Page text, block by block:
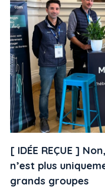
[ IDÉE REÇUE ]
n’est plus
grands groupes